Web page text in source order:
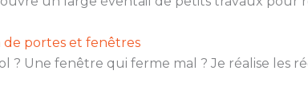
portes et fenêtres
? Une fenêtre qui ferme mal ? Je réalise les